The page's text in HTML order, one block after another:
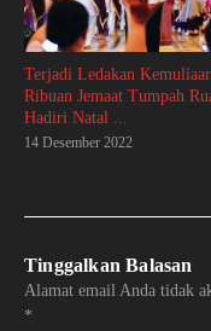
Terjadi Ledakan
Ribuan Jemaat Tumpah
Hadiri Natal ...
14 Desember 2022
Tinggalkan Balasan
Alamat email Anda tidak
*